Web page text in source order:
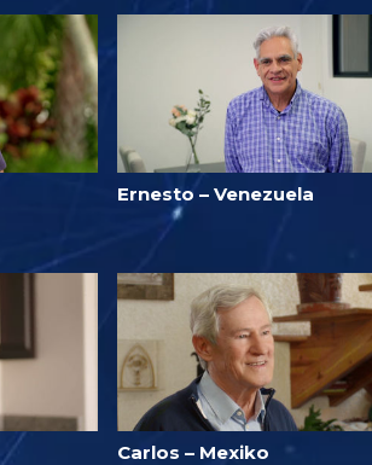
Ernesto – Venezuela
Carlos – Mexiko